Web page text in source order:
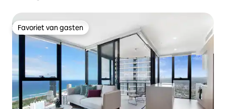
Favoriet van gasten
Favoriet van gasten